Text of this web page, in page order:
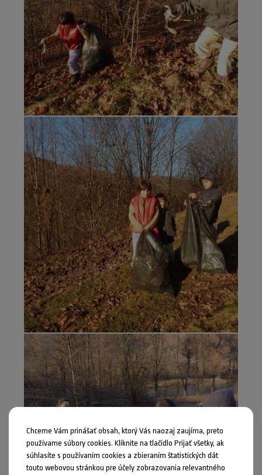
Chceme Vám prinášať obsah, ktorý Vás naozaj zaujíma, preto
používame súbory cookies. Kliknite na tlačidlo Prijať všetky, ak
súhlasíte s používaním cookies a zbieraním štatistických dát
touto webovou stránkou pre účely zobrazovania relevantného